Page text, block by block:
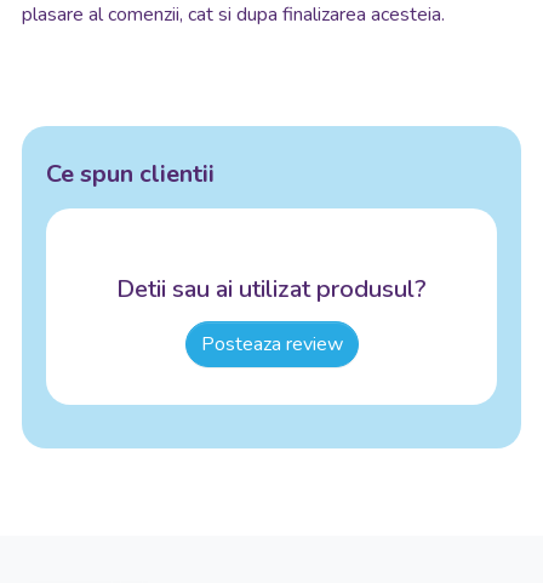
plasare al comenzii, cat si dupa finalizarea acesteia.
Ce spun clientii
Detii sau ai utilizat produsul?
Posteaza review